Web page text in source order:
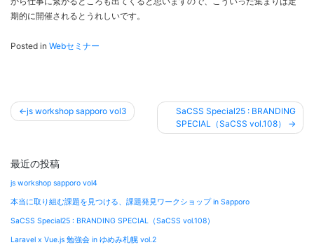
期的に開催されるとうれしいです。
Posted in Webセミナー
投
稿
ビ
ゲ
ー
シ
ョ
js workshop sapporo vol3
SaCSS Special25 : BRANDING
SPECIAL（SaCSS vol.108）
最近の投稿
js workshop sapporo vol4
本当に取り組む課題を見つける、課題発見ワークショップ in Sapporo
SaCSS Special25 : BRANDING SPECIAL（SaCSS vol.108）
Laravel x Vue.js 勉強会 in ゆめみ札幌 vol.2